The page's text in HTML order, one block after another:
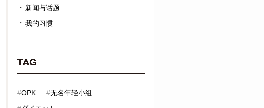
新闻与话题
我的习惯
TAG
#OPK #无名年轻小组